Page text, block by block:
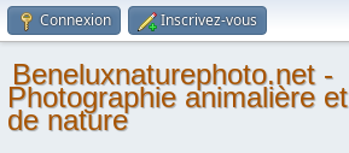
Connexion Inscrivez-vous
Beneluxnaturephoto.net -
Photographie animalière et
de nature